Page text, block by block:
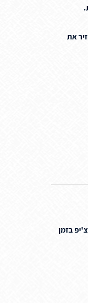
את
בזמן